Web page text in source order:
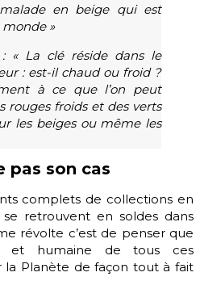
malade en beige qui est
»
: « La clé réside dans le
: est-il chaud ou froid ?
à ce que l’on peut
rouges froids et des verts
les beiges ou même les
pas son cas
complets de collections en
retrouvent en soldes dans
révolte c’est de penser que
et humaine de tous ces
la Planète de façon tout à fait